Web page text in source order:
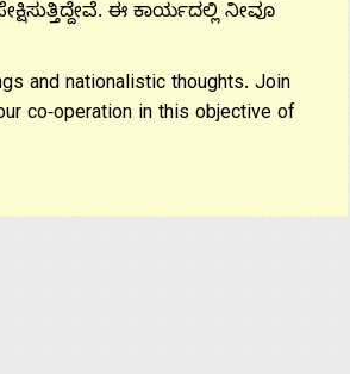
ಈ ಕಾರ್ಯದಲ್ಲಿ ನೀವೂ
and nationalistic thoughts. Join
co-operation in this objective of